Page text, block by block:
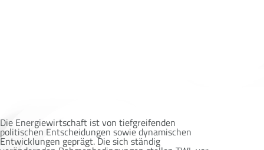
Die Energiewirtschaft ist von tiefgreifenden
politischen Entscheidungen sowie dynamischen
Entwicklungen geprägt. Die sich ständig